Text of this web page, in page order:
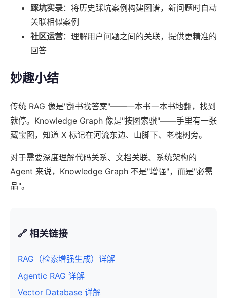
踩坑实录：将历史踩坑案例构建图谱，新问题时自动
关联相似案例
社区运营：理解用户问题之间的关联，提供更精准的
回答
妙趣小结
传统 RAG 像是"翻书找答案"——一本书一本书地翻，找到
就停。Knowledge Graph 像是"按图索骥"——手里有一张
藏宝图，知道 X 标记在河流东边、山脚下、老槐树旁。
对于需要深度理解代码关系、文档关联、系统架构的
Agent 来说，Knowledge Graph 不是"增强"，而是"必需
品"。
🔗 相关链接
RAG（检索增强生成）详解
Agentic RAG 详解
Vector Database 详解